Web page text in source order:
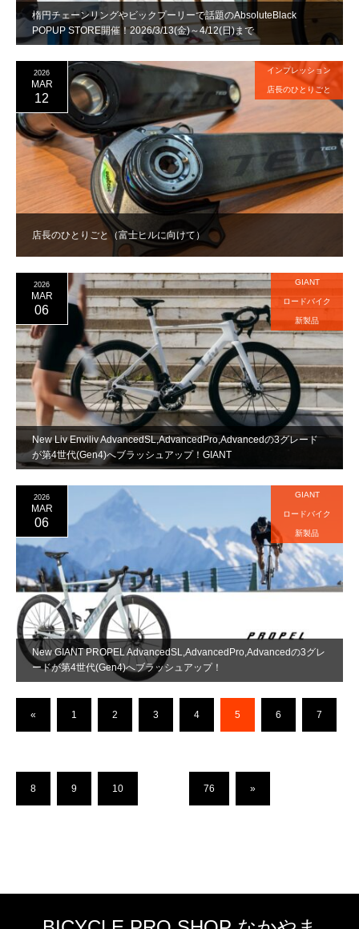
楕円チェーンリングやビックプーリーで話題のAbsoluteBlack
POPUP STORE開催！2026/3/13(金)～4/12(日)まで
店長のひとりごと（富士ヒルに向けて）
2026
MAR
12
インプレッション
店長のひとりごと
New Liv Enviliv AdvancedSL,AdvancedPro,Advancedの3グレード
が第4世代(Gen4)へブラッシュアップ！GIANT
2026
MAR
06
GIANT
ロードバイク
新製品
New GIANT PROPEL AdvancedSL,AdvancedPro,Advancedの3グレ
ードが第4世代(Gen4)へブラッシュアップ！
2026
MAR
06
GIANT
ロードバイク
新製品
« 1 2 3 4 5 6 7
8 9 10 76 »